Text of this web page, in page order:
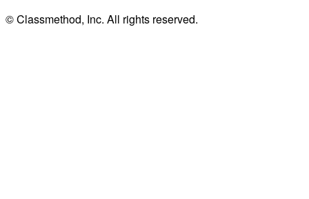
© Classmethod, Inc. All rights reserved.